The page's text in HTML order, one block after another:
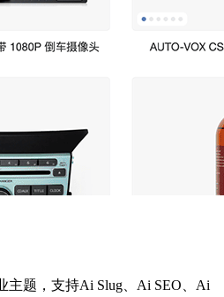
主题，支持Ai Slug、Ai SEO、Ai